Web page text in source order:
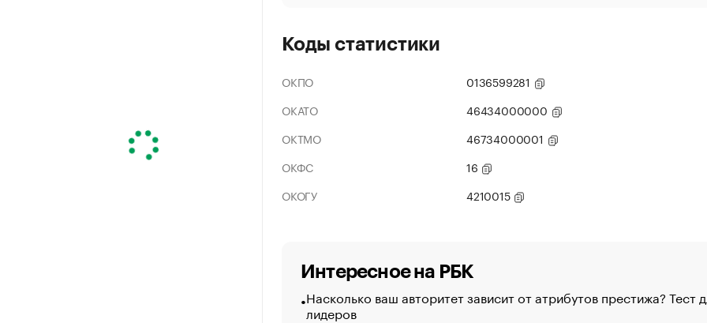
Коды статистики
ОКПО
0136599281
ОКАТО
46434000000
ОКТМО
46734000001
ОКФС
16
ОКОГУ
4210015
Интересное на РБК
Насколько ваш авторитет зависит от атрибутов престижа? Тест
лидеров